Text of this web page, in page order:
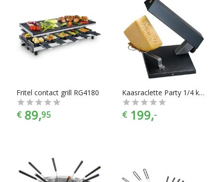
Fritel contact grill RG4180
€ 89,95
Kaasraclette Party 1/4 kaasbol 600W 189150
€ 199,-